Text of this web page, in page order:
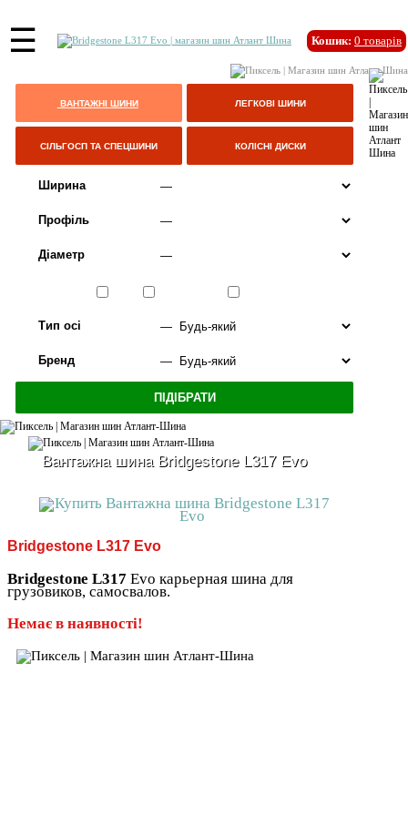
☰ Кошик: 0 товарів
ВАНТАЖНІ ШИНИ ЛЕГКОВІ ШИНИ
СІЛЬГОСП ТА СПЕЦШИНИ КОЛІСНІ ДИСКИ
Ширина
Профіль
Діаметр
Тип осі
Бренд
Вантажна шина Bridgestone L317 Evo
Bridgestone L317 Evo
Bridgestone L317 Evo карьерная шина для
грузовиков, самосвалов.
Немає в наявності!